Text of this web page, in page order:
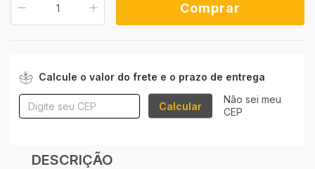
Calcule o valor do frete e o prazo de entrega
Calcular
Não sei meu
CEP
DESCRIÇÃO